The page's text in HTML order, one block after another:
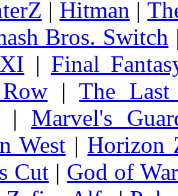
| Hitman |
Bros. Switch
| Final
|The
| Marvel's
West | Horizon
Cut | God of